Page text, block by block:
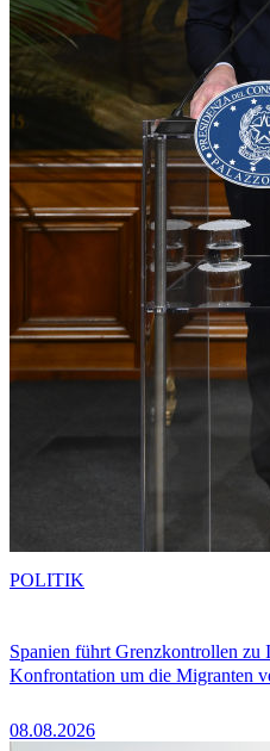
Spanien führt Grenzkontrollen zu
Konfrontation um die Migranten
08.08.2026
POLITIK